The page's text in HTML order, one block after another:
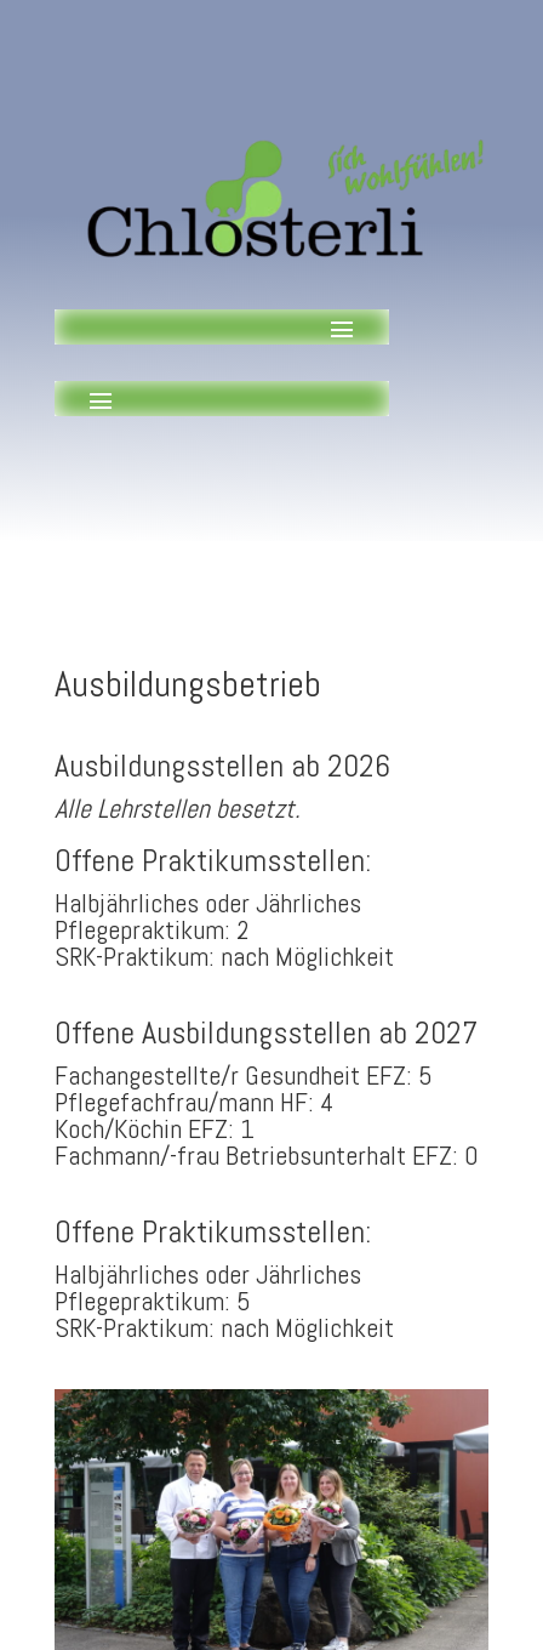
Ausbildungsbetrieb
Ausbildungsstellen ab 2026
Alle Lehrstellen besetzt.
Offene Praktikumsstellen:
Halbjährliches oder Jährliches
Pflegepraktikum: 2
SRK-Praktikum: nach Möglichkeit
Offene Ausbildungsstellen ab 2027
Fachangestellte/r Gesundheit EFZ: 5
Pflegefachfrau/mann HF: 4
Koch/Köchin EFZ: 1
Fachmann/-frau Betriebsunterhalt EFZ: 0
Offene Praktikumsstellen:
Halbjährliches oder Jährliches
Pflegepraktikum: 5
SRK-Praktikum: nach Möglichkeit